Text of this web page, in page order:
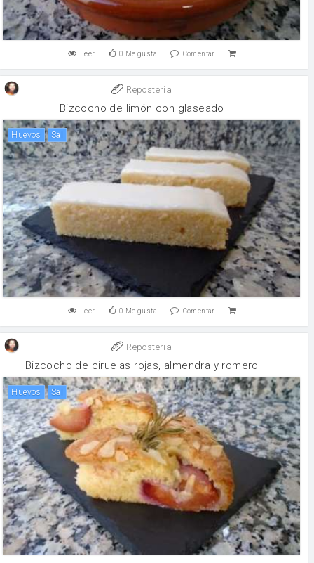
Leer 0 Me gusta Comentar
Reposteria
Bizcocho de limón con glaseado
huevos sal
Leer 0 Me gusta Comentar
Reposteria
Bizcocho de ciruelas rojas, almendra y romero
huevos sal